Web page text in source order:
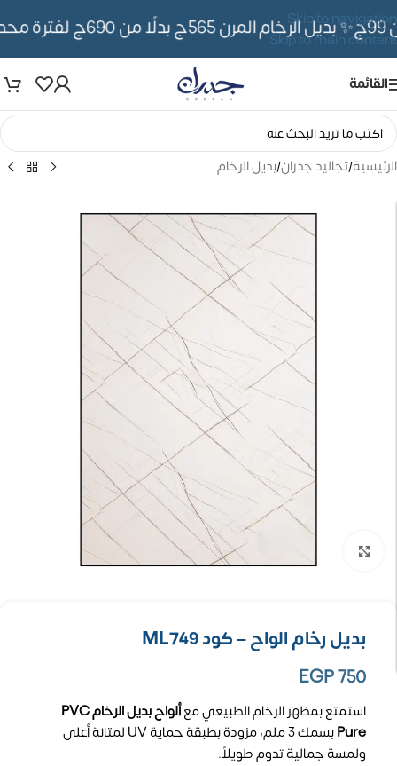
Skip to navigation
Skip to main content
✨ بديل الرخام المرن 565ج بدلًا من 690ج لفترة محدوده
القائمة
الرئيسية/تجاليد جدران/بديل الرخام
بديل رخام الواح – كود ML749
EGP750
استمتع بمظهر الرخام الطبيعي مع
ألواح بديل الرخام PVC
Pure
بسمك 3 ملم، مزودة بطبقة حماية UV لمتانة أعلى
ولمسة جمالية تدوم طويلاً.